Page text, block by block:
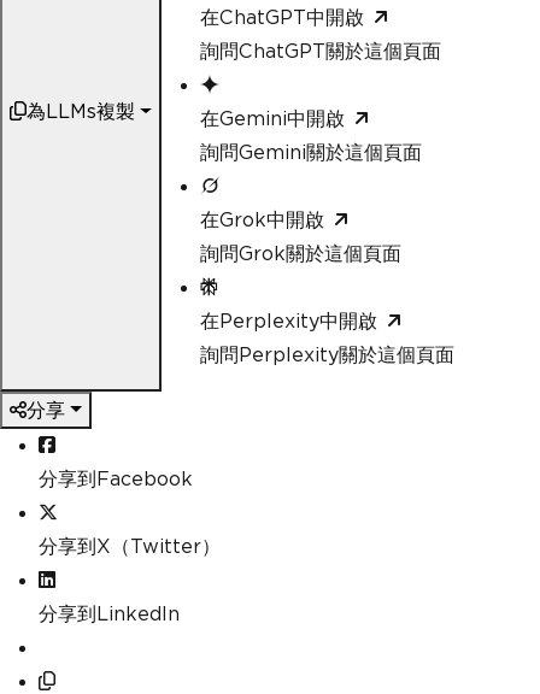
為LLMs複製
在ChatGPT中開啟
詢問ChatGPT關於這個頁面
在Gemini中開啟
詢問Gemini關於這個頁面
在Grok中開啟
詢問Grok關於這個頁面
在Perplexity中開啟
詢問Perplexity關於這個頁面
分享
分享到Facebook
分享到X（Twitter）
分享到LinkedIn